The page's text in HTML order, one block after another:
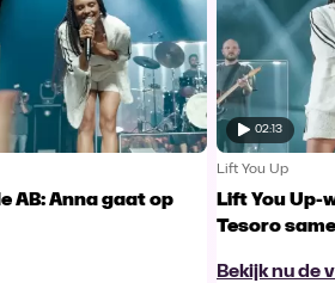
AB: Anna gaat op
02:13
Lift You Up
Lift You Up-
Tesoro
Bekijk nu de